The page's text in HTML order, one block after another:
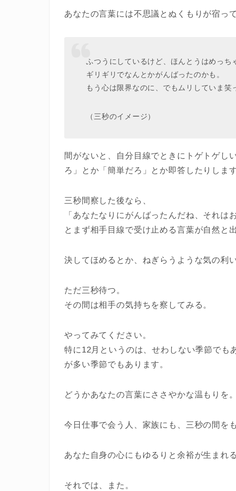
あなたの言葉には不思議とぬくもりが宿っ
ふつうにしているけど、ほんとうはめっち
ギリギリでなんとかがんばったのかも。
もう心は限界なのに、でもムリしていま笑
（三秒のイメージ）
間がないと、自分目線でときにトゲトゲし
ろ」とか「簡単だろ」とか即答したりします
三秒間察した後なら、
「あなたなりにがんばったんだね、それは
とまず相手目線で受け止める言葉が自然と
決してほめるとか、ねぎらうような気の利
ただ三秒待つ。
その間は相手の気持ちを察してみる。
やってみてください。
特に12月というのは、せわしない季節でも
が多い季節でもあります。
どうかあなたの言葉にささやかな温もりを。
今日仕事で会う人、家族にも、三秒の間を
あなた自身の心にもゆるりと余裕が生まれ
それでは、また。